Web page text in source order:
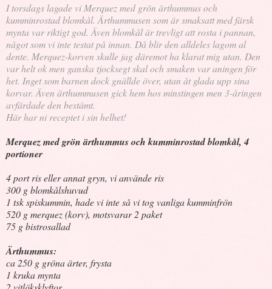
I torsdags lagade vi Merquez med grön ärthummus och
kumminrostad blomkål. Ärthummusen som är smaksatt med färsk
mynta var riktigt god. Även blomkål är trevligt att rosta i pannan,
något som vi inte testat på innan. Då blir den alldeles lagom al
dente. Merquez-korven skulle jag däremot ha klarat mig utan. Den
var helt ok men ganska tjocksegt skal och smaken var aningen för
het. Inget som barnen dock gnällde över, utan åt glada upp sina
korvar. Även ärthummusen gick hem hos minstingen men 3-åringen
avfärdade den bestämt.
Här har ni receptet i sin helhet!
Merquez med grön ärthummus och kumminrostad blomkål, 4
portioner
4 port ris eller annat gryn, vi använde ris
300 g blomkålshuvud
1 tsk spiskummin, hade vi inte så vi tog vanliga kumminfrön
520 g merquez (korv), motsvarar 2 paket
75 g bistrosallad
Ärthummus:
ca 250 g gröna ärter, frysta
1 kruka mynta